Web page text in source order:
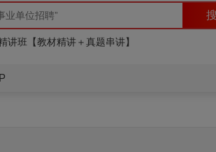
力测验》题库【历年真题＋章节题库】
班【教材精讲＋真题串讲】